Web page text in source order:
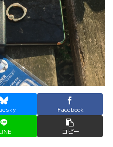
Facebook
コピー